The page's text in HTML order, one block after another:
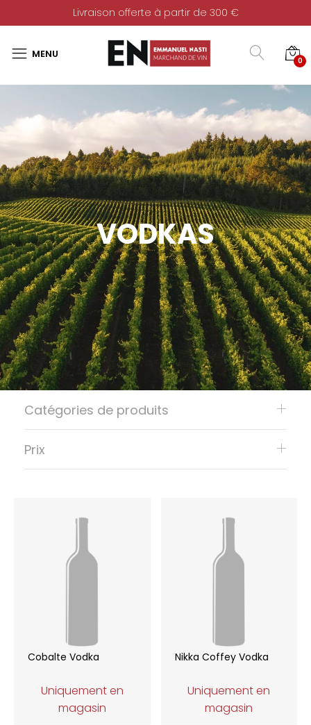
Livraison offerte à partir de 300 €
0
VODKAS
Cobalte Vodka
Uniquement en
magasin
Nikka Coffey Vodka
Uniquement en
magasin
Catégories de produits
Prix